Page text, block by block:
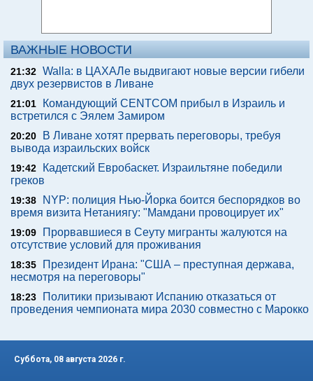
ВАЖНЫЕ НОВОСТИ
21:32 Walla: в ЦАХАЛе выдвигают новые версии гибели
двух резервистов в Ливане
21:01
Командующий CENTCOM прибыл в Израиль и
встретился с Эялем Замиром
20:20
В Ливане хотят прервать переговоры, требуя
вывода израильских войск
19:42
Кадетский Евробаскет. Израильтяне победили
греков
19:38
NYP: полиция Нью-Йорка боится беспорядков во
время визита Нетаниягу: "Мамдани провоцирует их"
19:09
Прорвавшиеся в Сеуту мигранты жалуются на
отсутствие условий для проживания
18:35
Президент Ирана: "США – преступная держава,
несмотря на переговоры"
18:23
Политики призывают Испанию отказаться от
проведения чемпионата мира 2030 совместно с Марокко
Суббота, 08 августа 2026 г.